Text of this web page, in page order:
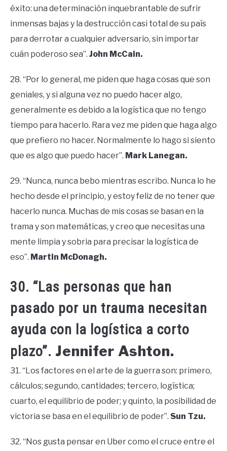
éxito: una determinación inquebrantable de sufrir
inmensas bajas y la destrucción casi total de su país
para derrotar a cualquier adversario, sin importar
cuán poderoso sea”. John McCain.
28. “Por lo general, me piden que haga cosas que son
geniales, y si alguna vez no puedo hacer algo,
generalmente es debido a la logística que no tengo
tiempo para hacerlo. Rara vez me piden que haga algo
que prefiero no hacer. Normalmente lo hago si siento
que es algo que puedo hacer”. Mark Lanegan.
29. “Nunca, nunca bebo mientras escribo. Nunca lo he
hecho desde el principio, y estoy feliz de no tener que
hacerlo nunca. Muchas de mis cosas se basan en la
trama y son matemáticas, y creo que necesitas una
mente limpia y sobria para precisar la logística de
eso”. Martin McDonagh.
30. “Las personas que han
pasado por un trauma necesitan
ayuda con la logística a corto
plazo”. Jennifer Ashton.
31. “Los factores en el arte de la guerra son: primero,
cálculos; segundo, cantidades; tercero, logística;
cuarto, el equilibrio de poder; y quinto, la posibilidad de
victoria se basa en el equilibrio de poder”. Sun Tzu.
32. “Nos gusta pensar en Uber como el cruce entre el